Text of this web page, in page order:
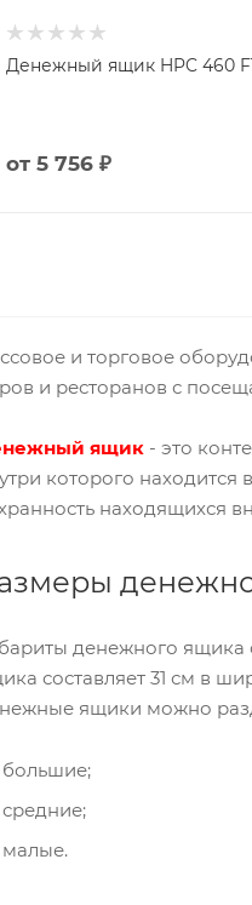
Денежный ящик HPC 460
от 5 756 ₽
и торговое
и ресторанов с
ящик - это
которого
находящихся
денежного ящика
составляет 31 см в
ящики можно
большие;
средние;
малые.